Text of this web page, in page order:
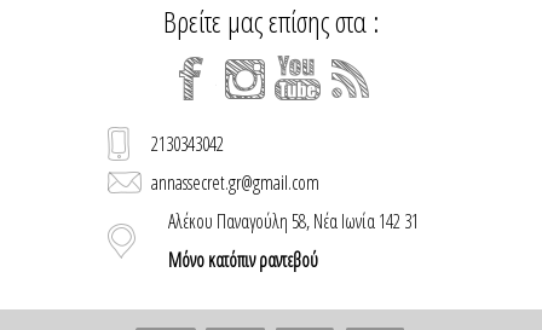
Βρείτε μας επίσης στα :
2130343042
annassecret.gr@gmail.com
Αλέκου Παναγούλη 58, Νέα Ιωνία 142 31
Μόνο κατόπιν ραντεβού